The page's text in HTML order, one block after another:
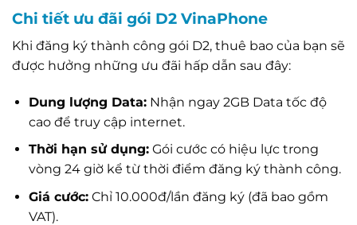
Chi tiết ưu đãi gói D2 VinaPhone
Khi đăng ký thành công gói D2, thuê bao của bạn sẽ
được hưởng những ưu đãi hấp dẫn sau đây:
Dung lượng Data:Nhận ngay 2GB Data tốc độ
cao để truy cập internet.
Thời hạn sử dụng:Gói cước có hiệu lực trong
vòng 24 giờ kể từ thời điểm đăng ký thành công.
Giá cước:Chỉ 10.000đ/lần đăng ký (đã bao gồm
VAT).